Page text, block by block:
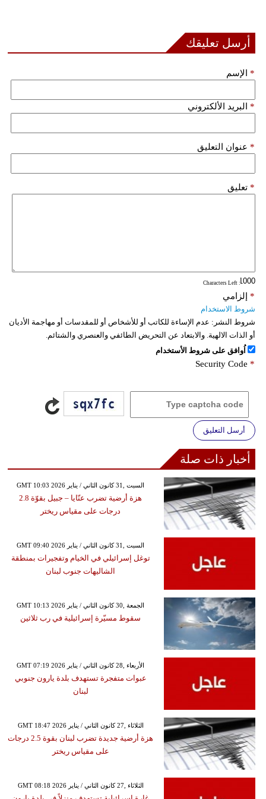
أرسل تعليقك
الإسم *
البريد الألكتروني *
عنوان التعليق *
تعليق *
: Characters Left
إلزامي *
شروط الاستخدام
شروط النشر: عدم الإساءة للكاتب أو للأشخاص أو للمقدسات أو مهاجمة الأديان
أو الذات الالهية. والابتعاد عن التحريض الطائفي والعنصري والشتائم.
اُوافق على شروط الأستخدام
Security Code *
أرسل التعليق
أخبار ذات صلة
GMT 10:03 2026 السبت ,31 كانون الثاني / يناير
هزة أرضية تضرب عنّايا – جبيل بقوّة 2.8
درجات على مقياس ريختر
GMT 09:40 2026 السبت ,31 كانون الثاني / يناير
توغل إسرائيلي في الخيام وتفجيرات بمنطقة
الشاليهات جنوب لبنان
GMT 10:13 2026 الجمعة ,30 كانون الثاني / يناير
سقوط مسيّرة إسرائيلية في رب ثلاثين
GMT 07:19 2026 الأربعاء ,28 كانون الثاني / يناير
عبوات متفجرة تستهدف بلدة يارون جنوبي
لبنان
GMT 18:47 2026 الثلاثاء ,27 كانون الثاني / يناير
هزة أرضية جديدة تضرب لبنان بقوة 2.5 درجات
على مقياس ريختر
GMT 08:18 2026 الثلاثاء ,27 كانون الثاني / يناير